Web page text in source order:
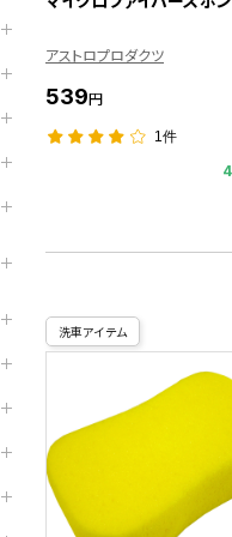
アストロプロダクツ
539円
1件
洗車アイテム